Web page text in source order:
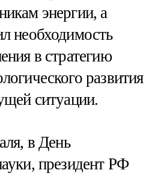
энергии, а
необходимость
в стратегию
развития
ситуации.
в День
президент РФ